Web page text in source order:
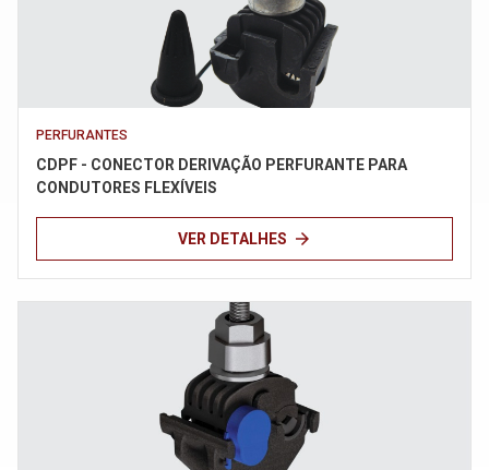
PERFURANTES
CDPF - CONECTOR DERIVAÇÃO PERFURANTE PARA
CONDUTORES FLEXÍVEIS
VER DETALHES arrow_forward